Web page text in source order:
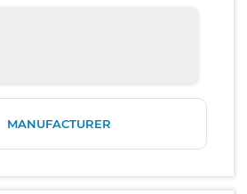
MANUFACTURER